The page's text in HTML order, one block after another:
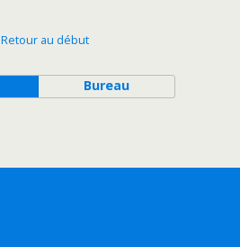
Retour au début
Bureau